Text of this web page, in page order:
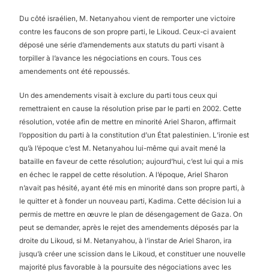
Du côté israélien, M. Netanyahou vient de remporter une victoire
contre les faucons de son propre parti, le Likoud. Ceux-ci avaient
déposé une série d’amendements aux statuts du parti visant à
torpiller à l’avance les négociations en cours. Tous ces
amendements ont été repoussés.
Un des amendements visait à exclure du parti tous ceux qui
remettraient en cause la résolution prise par le parti en 2002. Cette
résolution, votée afin de mettre en minorité Ariel Sharon, affirmait
l’opposition du parti à la constitution d’un État palestinien. L’ironie est
qu’à l’époque c’est M. Netanyahou lui-même qui avait mené la
bataille en faveur de cette résolution; aujourd’hui, c’est lui qui a mis
en échec le rappel de cette résolution. A l’époque, Ariel Sharon
n’avait pas hésité, ayant été mis en minorité dans son propre parti, à
le quitter et à fonder un nouveau parti, Kadima. Cette décision lui a
permis de mettre en œuvre le plan de désengagement de Gaza. On
peut se demander, après le rejet des amendements déposés par la
droite du Likoud, si M. Netanyahou, à l’instar de Ariel Sharon, ira
jusqu’à créer une scission dans le Likoud, et constituer une nouvelle
majorité plus favorable à la poursuite des négociations avec les